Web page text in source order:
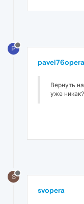
P
pavel76opera
Вернуть
уже никак?
S
svopera